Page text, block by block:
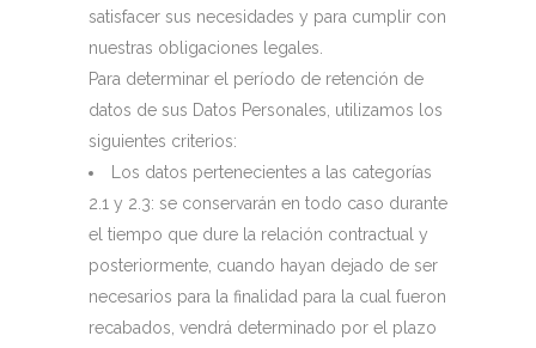
satisfacer sus necesidades y para cumplir con
nuestras obligaciones legales.
Para determinar el período de retención de
datos de sus Datos Personales, utilizamos los
siguientes criterios:
Los datos pertenecientes a las categorías
2.1 y 2.3: se conservarán en todo caso durante
el tiempo que dure la relación contractual y
posteriormente, cuando hayan dejado de ser
necesarios para la finalidad para la cual fueron
recabados, vendrá determinado por el plazo